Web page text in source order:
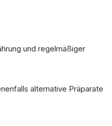
und regelmäßiger
alternative Präparate